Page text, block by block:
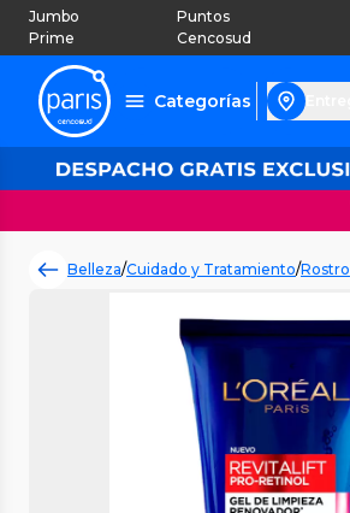
Jumbo
Prime
Puntos
Cencosud
Categorías
Belleza/Cuidado y Tratamiento/Rostro